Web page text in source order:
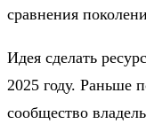
сравнения
Идея сделать
2025 году. Раньше
сообщество